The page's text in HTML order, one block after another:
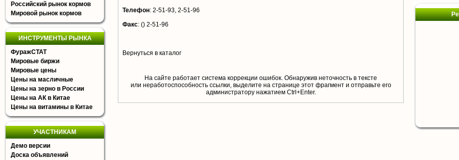
Российский рынок кормов
Мировой рынок кормов
ИНСТРУМЕНТЫ РЫНКА
ФуражСТАТ
Мировые биржи
Мировые цены
Цены на масличные
Цены на зерно в России
Цены на АК в Китае
Цены на витамины в Китае
УЧАСТНИКАМ
Демо версии
Доска объявлений
Телефон: 2-51-93, 2-51-96
Факс: () 2-51-96
Вернуться в каталог
На сайте работает система коррекции ошибок. Обнаружив неточность в тексте
или неработоспособность ссылки, выделите на странице этот фрагмент и отправьте его
aдминистратору нажатием Ctrl+Enter.